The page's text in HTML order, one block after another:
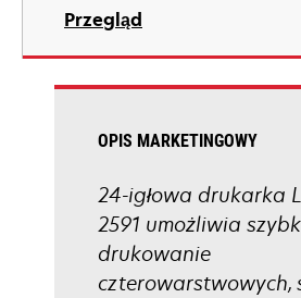
new
Przegląd
OPIS MARKETINGOWY
24-igłowa drukarka
2591 umożliwia
drukowanie
czterowarstwowych,